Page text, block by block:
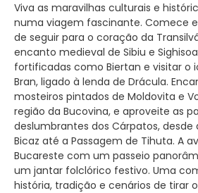
Viva as maravilhas culturais e
numa viagem fascinante. Comece
de seguir para o coração da
encanto medieval de Sibiu e
fortificadas como Biertan e visitar o
Bran, ligado à lenda de Drácula.
mosteiros pintados de Moldovita e
região da Bucovina, e aproveite as
deslumbrantes dos Cárpatos, desde
Bicaz até a Passagem de Tihuta. A
Bucareste com um passeio
um jantar folclórico festivo. Uma
história, tradição e cenários de tirar